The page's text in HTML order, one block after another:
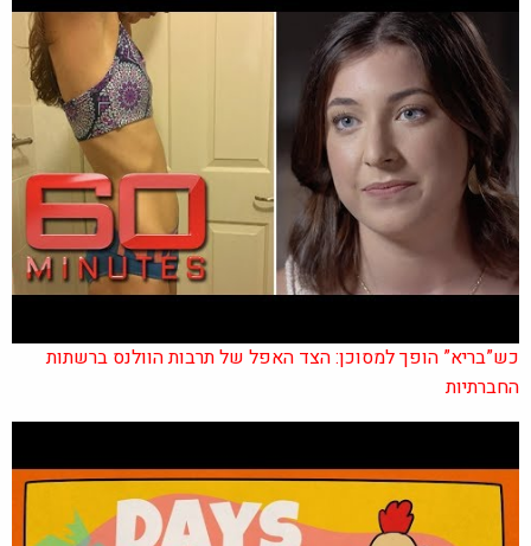
כש”בריא” הופך למסוכן: הצד האפל של תרבות הוולנס ברשתות
החברתיות